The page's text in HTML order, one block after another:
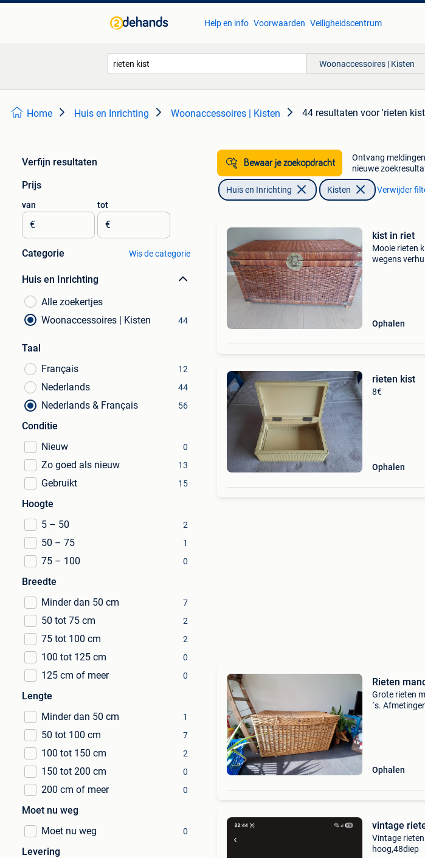
Help en info Voorwaarden Veiligheidscentrum
Woonaccessoires | Kisten
Home Huis en Inrichting Woonaccessoires | Kisten 44 resultaten voor 'rieten
Verfijn resultaten
Prijs
van
€
tot
€
Categorie Wis de categorie
Huis en Inrichting
Alle zoekertjes
Woonaccessoires | Kisten
44
Taal
Français
12
Nederlands 44
Nederlands & Français 56
Conditie
Nieuw
0
Zo goed als nieuw 13
Gebruikt 15
Hoogte
5 – 50
2
50 – 75 1
75 – 100 0
Breedte
Minder dan 50 cm
7
50 tot 75 cm 2
75 tot 100 cm 2
100 tot 125 cm 0
125 cm of meer 0
Lengte
Minder dan 50 cm
1
50 tot 100 cm 7
100 tot 150 cm 2
150 tot 200 cm 0
200 cm of meer 0
Moet nu weg
Moet nu weg
0
Levering
Bewaar je zoekopdracht
Ontvang
nieuwe
Huis en Inrichting Kisten Verwijder
kist in riet
Mooie rieten
wegens
Ophalen
rieten kist
8€
Ophalen
Rieten
Grote rieten
´s.
Ophalen
vintage
Vintage
hoog,48diep